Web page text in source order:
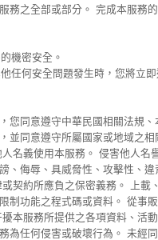
務之全部或部分。 完成本服務
機密安全。
任何安全問題發生時，您將立即
您同意遵守中華民國相關法規
並同意遵守所屬國家或地域之
名義使用本服務。 侵害他人名
、侮辱、具威脅性、攻擊性、
契約所應負之保密義務。 上載
制功能之程式碼或資料。 從事
本服務所提供之各項資料、活
為任何侵害或破壞行為。 未經